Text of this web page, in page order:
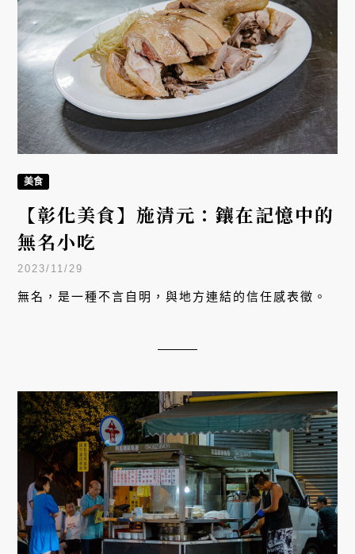
美食
【彰化美食】施清元：鑲在記憶中的
無名小吃
2023/11/29
無名，是一種不言自明，與地方連結的信任感表徵。